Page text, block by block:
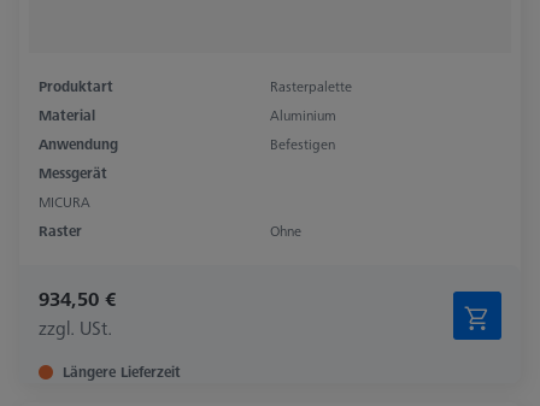
Produktart
Rasterpalette
Material
Aluminium
Anwendung
Befestigen
Messgerät
MICURA
Raster
Ohne
934,50 €
zzgl. USt.
Längere Lieferzeit